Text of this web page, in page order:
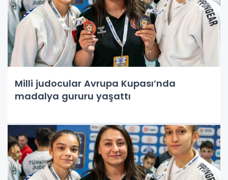
Milli judocular Avrupa Kupası’nda
madalya gururu yaşattı